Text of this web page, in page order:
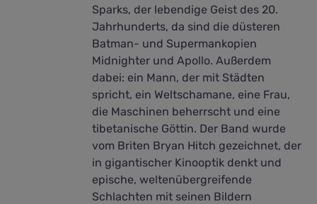
Sparks, der lebendige Geist des 20.
Jahrhunderts, da sind die düsteren
Batman- und Supermankopien
Midnighter und Apollo. Außerdem
dabei: ein Mann, der mit Städten
spricht, ein Weltschamane, eine Frau,
die Maschinen beherrscht und eine
tibetanische Göttin. Der Band wurde
vom Briten Bryan Hitch gezeichnet, der
in gigantischer Kinooptik denkt und
epische, weltenübergreifende
Schlachten mit seinen Bildern